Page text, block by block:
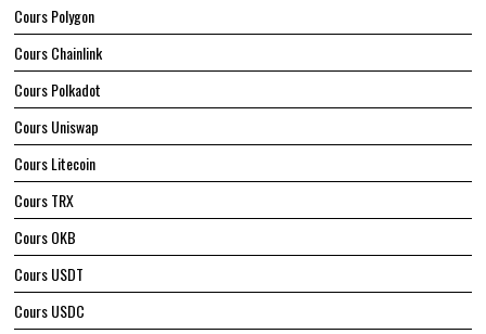
Cours Polygon
Cours Chainlink
Cours Polkadot
Cours Uniswap
Cours Litecoin
Cours TRX
Cours OKB
Cours USDT
Cours USDC